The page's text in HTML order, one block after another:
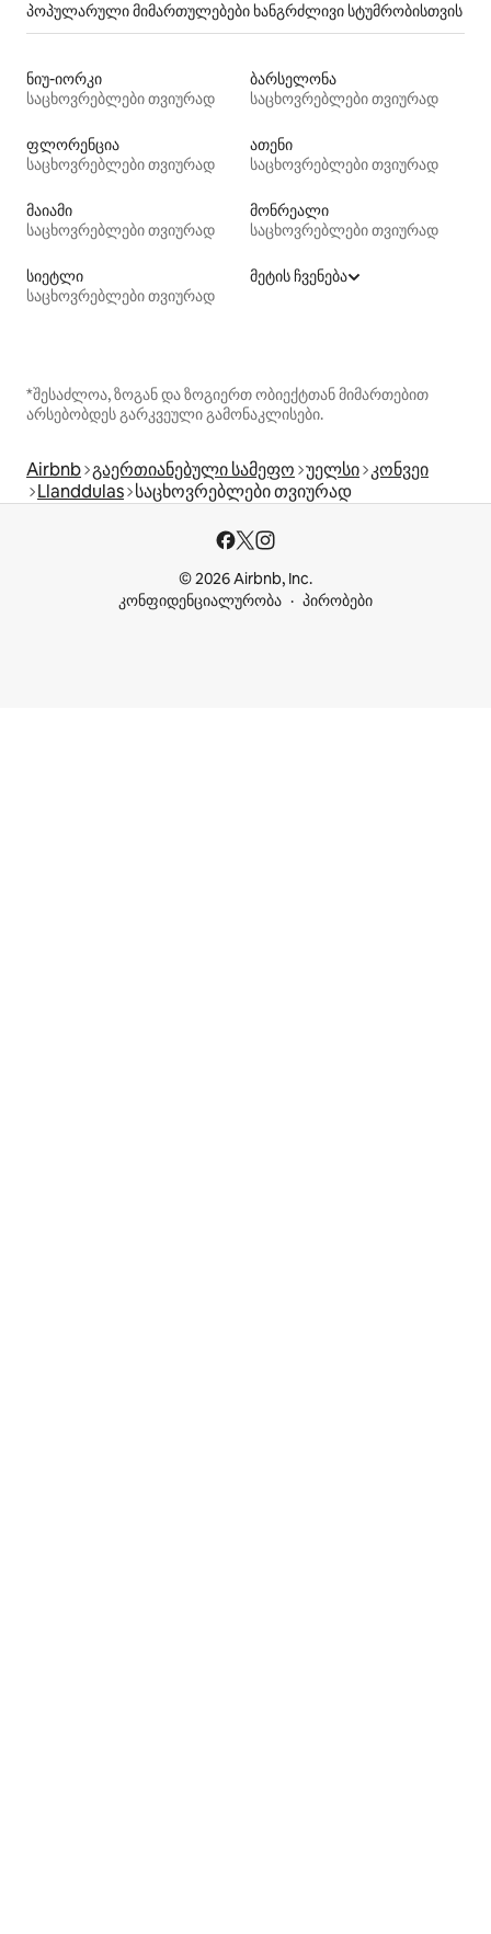
პოპულარული მიმართულებები ხანგრძლივი სტუმრობისთვის
ნიუ-იორკი
საცხოვრებლები თვიურად
ბარსელონა
საცხოვრებლები თვიურად
ფლორენცია
საცხოვრებლები თვიურად
ათენი
საცხოვრებლები თვიურად
მაიამი
საცხოვრებლები თვიურად
მონრეალი
საცხოვრებლები თვიურად
სიეტლი
საცხოვრებლები თვიურად
მეტის ჩვენება
*შესაძლოა, ზოგან და ზოგიერთ ობიექტთან მიმართებით
არსებობდეს გარკვეული გამონაკლისები.
Airbnb გაერთიანებული სამეფო უელსი კონვეი
Llanddulas საცხოვრებლები თვიურად
© 2026 Airbnb, Inc.
კონფიდენციალურობა
პირობები